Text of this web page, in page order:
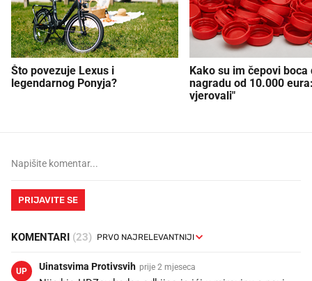
Što povezuje Lexus i
legendarnog Ponyja?
Kako su im čepovi boca
nagradu od 10.000
vjerovali"
PRIJAVITE SE
KOMENTARI (23)
UP Uinatsvima Protivsvih prije 2 mjeseca